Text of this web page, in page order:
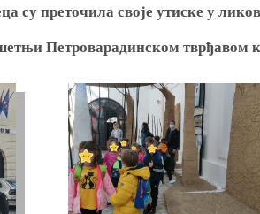
су преточила своје утиске у
Петроварадинском тврђавом